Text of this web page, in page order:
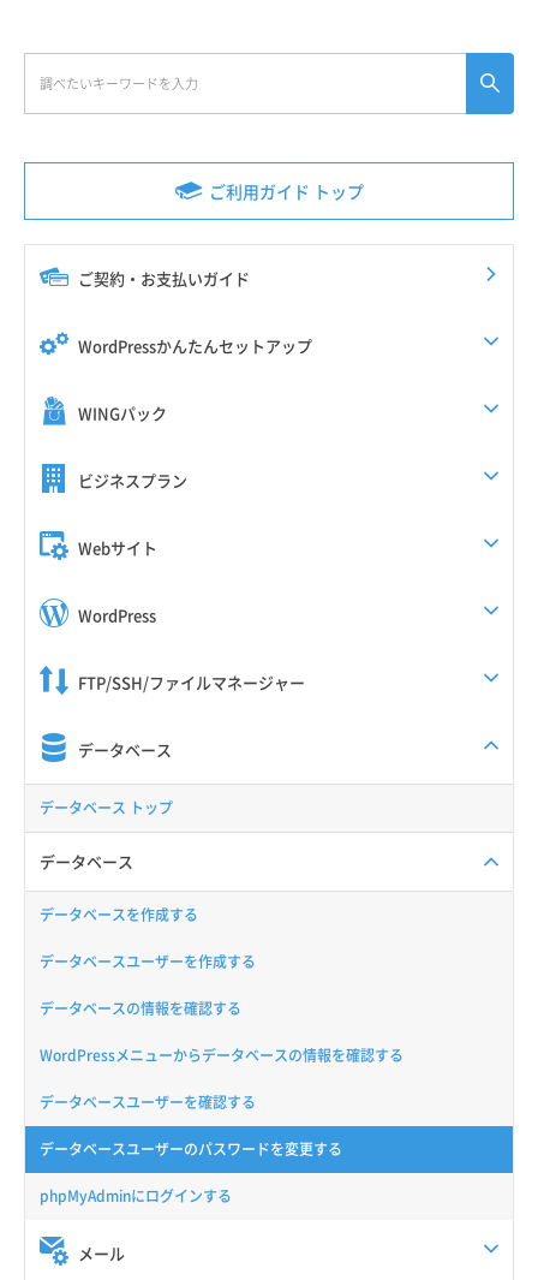
ご利用ガイド トップ
ご契約・お支払いガイド
WordPressかんたんセットアップ
WINGパック
ビジネスプラン
Webサイト
WordPress
FTP/SSH/ファイルマネージャー
データベース
データベース トップ
データベース
データベースを作成する
データベースユーザーを作成する
データベースの情報を確認する
WordPressメニューからデータベースの情報を確認する
データベースユーザーを確認する
データベースユーザーのパスワードを変更する
phpMyAdminにログインする
メール